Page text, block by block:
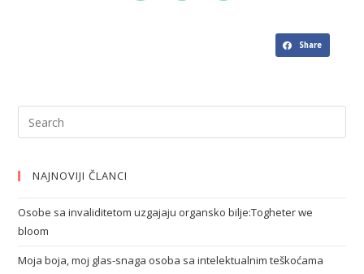
Share
NAJNOVIJI ČLANCI
Osobe sa invaliditetom uzgajaju organsko bilje:Togheter we
bloom
Moja boja, moj glas-snaga osoba sa intelektualnim teškoćama